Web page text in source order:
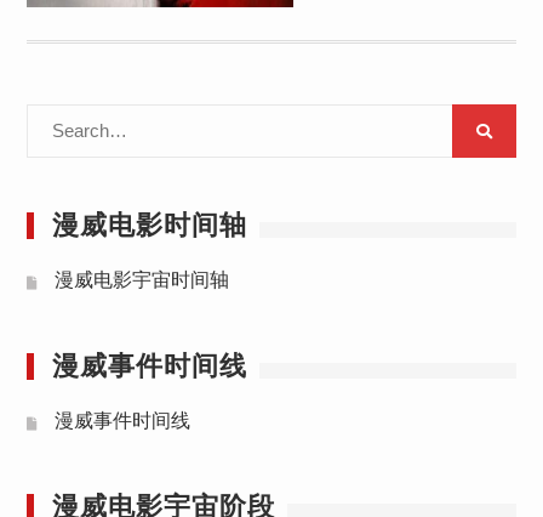
漫威电影时间轴
漫威电影宇宙时间轴
漫威事件时间线
漫威事件时间线
漫威电影宇宙阶段